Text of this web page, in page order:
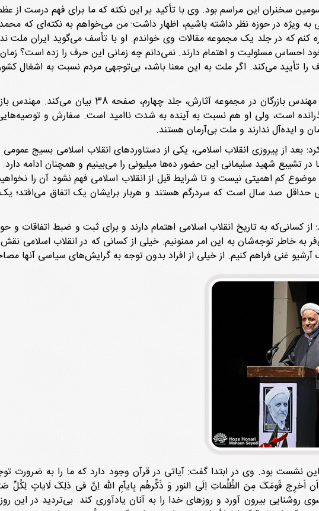
این مراسم بود. وی با تأکید بر این نکته که ما برای فهم درست از عظمت
به ویژه در حوزه نظر داشته باشیم، اظهار داشت: من می‌خواهم به نکته‌ای که
کنم که در جلد یک مجموعه مقالات وی خواندم. او با تأسف می‌گوید ایران
شهریور 1320 این حرف را تأیید می‌کند. اگر ملت به این معنا باشد، بی‌توجهی مردم نسبت
مومنی شریف بیان کرد: شبیه این نکته را مهندس
است، ولی او هم نسبت به آینده به شدت ناامید است. سفارش و توصیه‌هایی
و ایده‌آل ندارند و ملت بی‌آرمان هستند.
41 سال ادامه دارد. ما در تشییع شهید سلیمانی این حضور ده‌ها میلیونی را می‌بینیم و
کم اهمیتی نیست و تا شرایط قبل از انقلاب اسلامی فهم نشود آن را
حداقل صد سال است که سردرگم هستند و هربار برایشان یک اتفاق می‌افتد؛
کسانی‌که به تاریخ انقلاب اسلامی اهتمام دارند و برای ثبت و ضبط اتفاقات و
به خاطر توجه‌شان به این امر ممنونیم. خیلی از کسانی‌ که در انقلاب اسلامی
غنی فراهم کنیم. از خیلی از افراد بدون توجه به گرایش‌های سیاسی آنها
نشست بود. وی در ابتدا گفت: آیاتی در قرآن وجود دارد که ما را به ضرورت
اَن اَخرِج قَومَکَ مِنَ الظُلُماتِ اِلَی النور وَ ذَکِّرهُم بِایاّمِ الله اِنَّ فی ذلِکَ لَایاتٍ
روشنایی بیرون آورد و روزهای خدا را به آنان یادآوری کند. بی‌تردید در این